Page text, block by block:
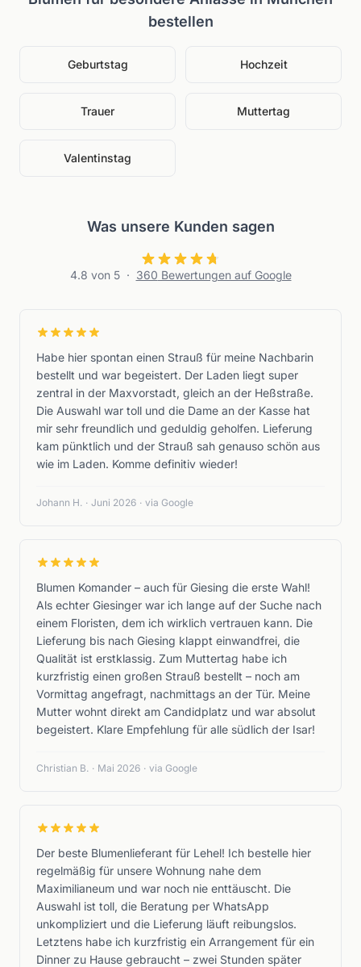
bestellen
Geburtstag Hochzeit
Trauer Muttertag
Valentinstag
Was unsere Kunden sagen
4.8 von 5 · 360 Bewertungen auf Google
Habe hier spontan einen Strauß für meine Nachbarin
bestellt und war begeistert. Der Laden liegt super
zentral in der Maxvorstadt, gleich an der Heßstraße.
Die Auswahl war toll und die Dame an der Kasse hat
mir sehr freundlich und geduldig geholfen. Lieferung
kam pünktlich und der Strauß sah genauso schön aus
wie im Laden. Komme definitiv wieder!
Johann H. · Juni 2026 · via Google
Blumen Komander – auch für Giesing die erste Wahl!
Als echter Giesinger war ich lange auf der Suche nach
einem Floristen, dem ich wirklich vertrauen kann. Die
Lieferung bis nach Giesing klappt einwandfrei, die
Qualität ist erstklassig. Zum Muttertag habe ich
kurzfristig einen großen Strauß bestellt – noch am
Vormittag angefragt, nachmittags an der Tür. Meine
Mutter wohnt direkt am Candidplatz und war absolut
begeistert. Klare Empfehlung für alle südlich der Isar!
Christian B. · Mai 2026 · via Google
Der beste Blumenlieferant für Lehel! Ich bestelle hier
regelmäßig für unsere Wohnung nahe dem
Maximilianeum und war noch nie enttäuscht. Die
Auswahl ist toll, die Beratung per WhatsApp
unkompliziert und die Lieferung läuft reibungslos.
Letztens habe ich kurzfristig ein Arrangement für ein
Dinner zu Hause gebraucht – zwei Stunden später